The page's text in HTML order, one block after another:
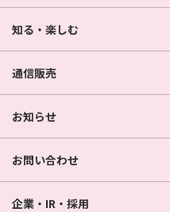
知る・楽しむ
通信販売
お知らせ
お問い合わせ
企業・IR・採用